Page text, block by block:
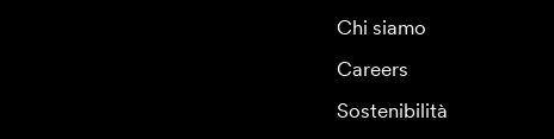
Chi siamo
Careers
Sostenibilità